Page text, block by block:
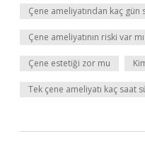
Çene ameliyatından kaç
Çene ameliyatının riski var mı
Çene estetiği zor mu
Tek çene ameliyatı kaç saat